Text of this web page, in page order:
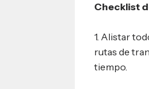
Checklist
1. Alistar
rutas de
tiempo.